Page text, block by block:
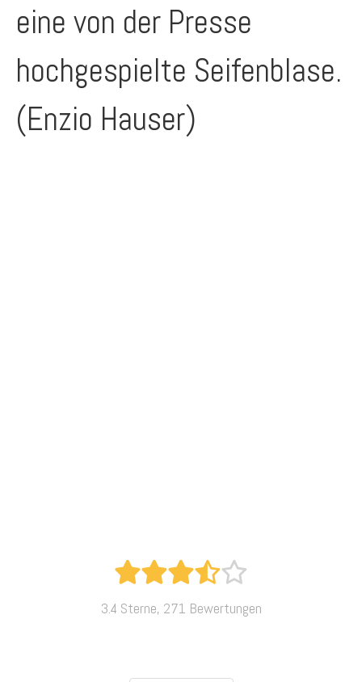
eine von der Presse
hochgespielte Seifenblase.
(Enzio Hauser)
3.4 Sterne, 271 Bewertungen